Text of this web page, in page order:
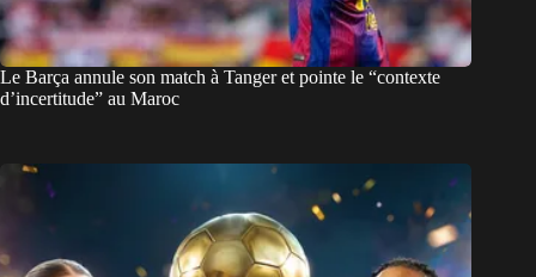
Le Barça annule son match à Tanger et pointe le “contexte
d’incertitude” au Maroc